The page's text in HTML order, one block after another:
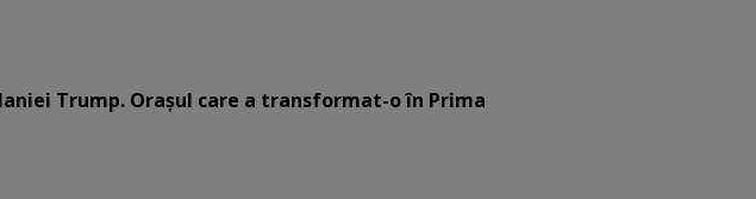
Trump. Orașul care a transformat-o în Prima